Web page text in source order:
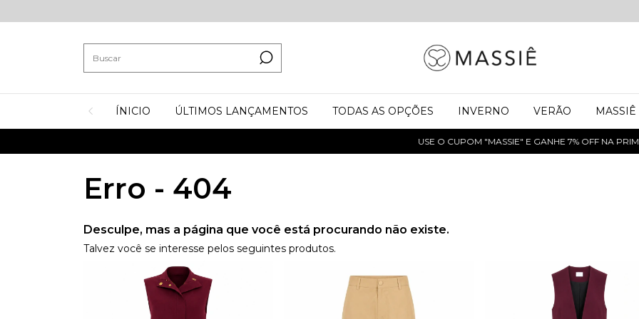
ÍNICIO ÚLTIMOS LANÇAMENTOS TODAS AS OPÇÕES INVERNO VERÃO MASSIÊ
USE O CUPOM "MASSIE" E GANHE 7% OFF NA
Erro - 404
Desculpe, mas a página que você está procurando não existe.
Talvez você se interesse pelos seguintes produtos.